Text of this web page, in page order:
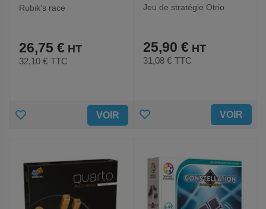
Rubik's race
26,75 €
32,10 € TTC
AJOUTER VOIR
Jeu de stratégie Otrio
25,90 €
31,08 € TTC
AJOUTER
FAVORIS
VOIR